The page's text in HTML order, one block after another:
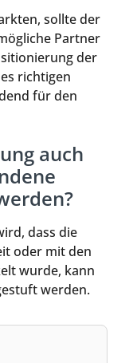
sollte der
Partner
der
richtigen
für den
auch
dass die
oder mit den
wurde, kann
werden.